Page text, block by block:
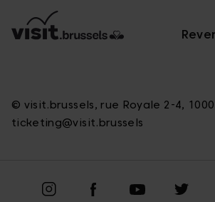
© visit.brussels, rue Royale 2-4,
ticketing@visit.brussels